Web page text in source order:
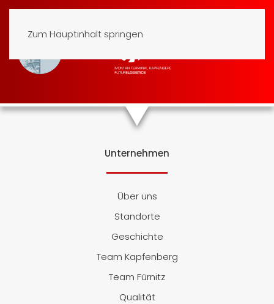
Zum Hauptinhalt springen
Unternehmen
Über uns
Standorte
Geschichte
Team Kapfenberg
Team Fürnitz
Qualität